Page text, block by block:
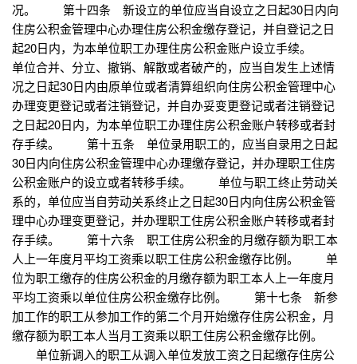
况。 第十四条 新设立的单位应当自设立之日起30日内向
住房公积金管理中心办理住房公积金缴存登记，并自登记之日
起20日内，为本单位职工办理住房公积金账户设立手续。
单位合并、分立、撤销、解散或者破产的，应当自发生上述情
况之日起30日内由原单位或者清算组织向住房公积金管理中心
办理变更登记或者注销登记，并自办妥变更登记或者注销登记
之日起20日内，为本单位职工办理住房公积金账户转移或者封
存手续。 第十五条 单位录用职工的，应当自录用之日起
30日内向住房公积金管理中心办理缴存登记，并办理职工住房
公积金账户的设立或者转移手续。 单位与职工终止劳动关
系的，单位应当自劳动关系终止之日起30日内向住房公积金管
理中心办理变更登记，并办理职工住房公积金账户转移或者封
存手续。 第十六条 职工住房公积金的月缴存额为职工本
人上一年度月平均工资乘以职工住房公积金缴存比例。 单
位为职工缴存的住房公积金的月缴存额为职工本人上一年度月
平均工资乘以单位住房公积金缴存比例。 第十七条 新参
加工作的职工从参加工作的第二个月开始缴存住房公积金，月
缴存额为职工本人当月工资乘以职工住房公积金缴存比例。
单位新调入的职工从调入单位发放工资之日起缴存住房公